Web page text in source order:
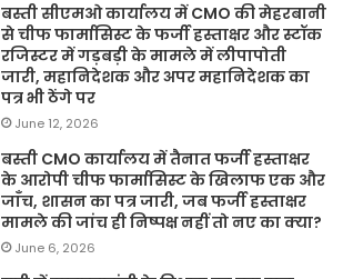
बस्ती सीएमओ कार्यालय में CMO की मेहरबानी
से चीफ फार्मासिस्ट के फर्जी हस्ताक्षर और स्टॉक
रजिस्टर में गड़बड़ी के मामले में लीपापोती
जारी, महानिदेशक और अपर महानिदेशक का
पत्र भी ठेंगे पर
June 12, 2026
बस्ती CMO कार्यालय में तैनात फर्जी हस्ताक्षर
के आरोपी चीफ फार्मासिस्ट के खिलाफ एक और
जाँच, शासन का पत्र जारी, जब फर्जी हस्ताक्षर
मामले की जांच ही निष्पक्ष नहीं तो नए का क्या?
June 6, 2026